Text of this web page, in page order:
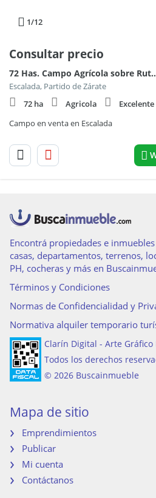
1/12
Consultar precio
72 Has. Campo
Escalada, Partido de Zárate
72 ha
Agricola
Excelente
Campo en venta en Escalada
Encontrá propiedades e
casas, departamentos, terrenos,
PH, cocheras y más en
Términos y Condiciones
Normas de Confidencialidad y
Normativa alquiler temporario
Clarín Digital - Arte
Todos los derechos
© 2026 Buscainmueble
Mapa de sitio
Emprendimientos
Publicar
Mi cuenta
Contáctanos